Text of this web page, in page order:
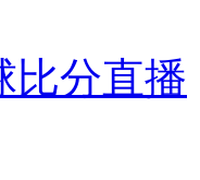
比分直播